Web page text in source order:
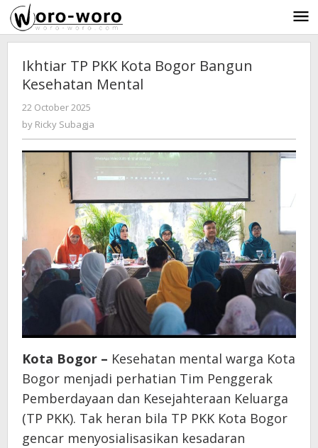
Skip
to
content
Ikhtiar TP PKK Kota Bogor Bangun
Kesehatan Mental
22 October 2025
by Ricky Subagja
Kota Bogor – Kesehatan mental warga Kota
Bogor menjadi perhatian Tim Penggerak
Pemberdayaan dan Kesejahteraan Keluarga
(TP PKK). Tak heran bila TP PKK Kota Bogor
gencar menyosialisasikan kesadaran